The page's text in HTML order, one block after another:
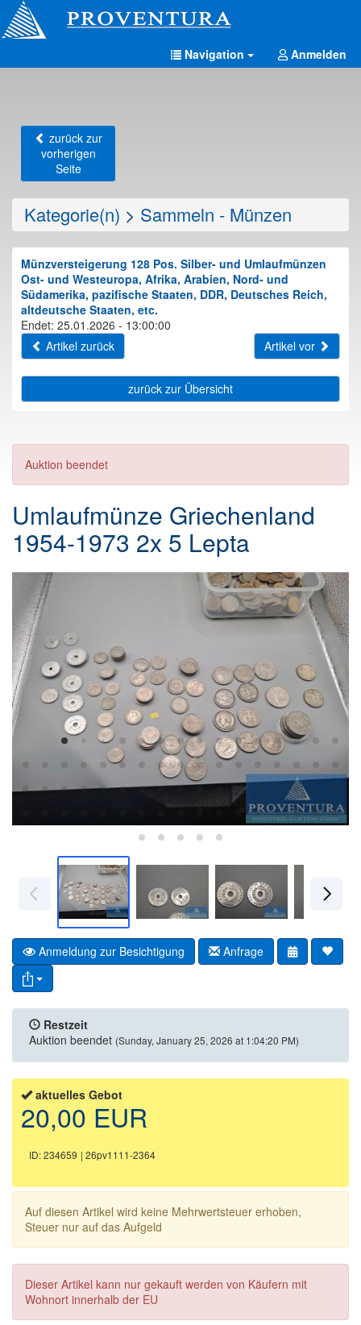
Navigation Anmelden
zurück zur
vorherigen
Seite
Kategorie(n) > Sammeln - Münzen
Münzversteigerung 128 Pos. Silber- und Umlaufmünzen
Ost- und Westeuropa, Afrika, Arabien, Nord- und
Südamerika, pazifische Staaten, DDR, Deutsches Reich,
altdeutsche Staaten, etc.
Endet: 25.01.2026 - 13:00:00
Artikel zurück
Artikel vor
zurück zur Übersicht
Auktion beendet
Umlaufmünze Griechenland
1954-1973 2x 5 Lepta
Anmeldung zur Besichtigung Anfrage
Restzeit
Auktion beendet (Sunday, January 25, 2026 at 1:04:20 PM)
aktuelles Gebot
20,00 EUR
ID: 234659 | 26pv1111-2364
Auf diesen Artikel wird keine Mehrwertsteuer erhoben,
Steuer nur auf das Aufgeld
Dieser Artikel kann nur gekauft werden von Käufern mit
Wohnort innerhalb der EU